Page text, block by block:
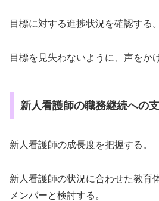
目標に対する進捗状況を確認する。
目標を見失わないように、声をか
新人看護師の職務継続への
新人看護師の成長度を把握する。
新人看護師の状況に合わせた教育
メンバーと検討する。